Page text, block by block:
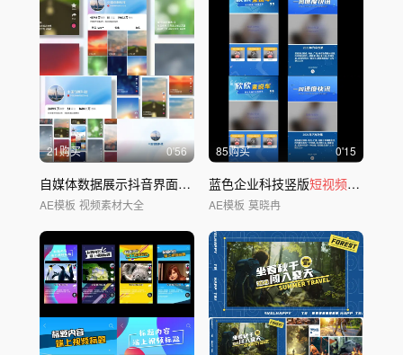
21购买 0'56
自媒体数据展示抖音界面-第2版
AE模板 视频素材大全
85购买 0'15
蓝色企业科技竖版短视频展示效果
AE模板 莫晓冉